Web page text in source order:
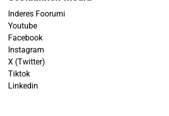
Inderes Foorumi
Youtube
Facebook
Instagram
X (Twitter)
Tiktok
Linkedin